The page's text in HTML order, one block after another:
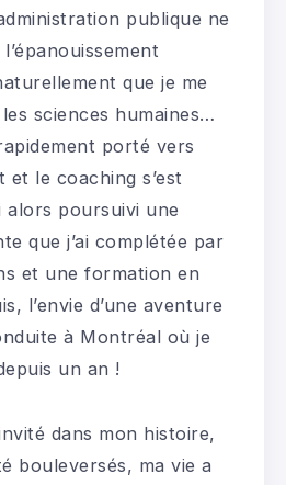
publique ne
que je me
sciences humaines…
porté vers
et le coaching s’est
alors poursuivi une
que j’ai complétée par
et une formation en
l’envie d’une aventure
à Montréal où je
un an !
dans mon histoire,
bouleversés, ma vie a